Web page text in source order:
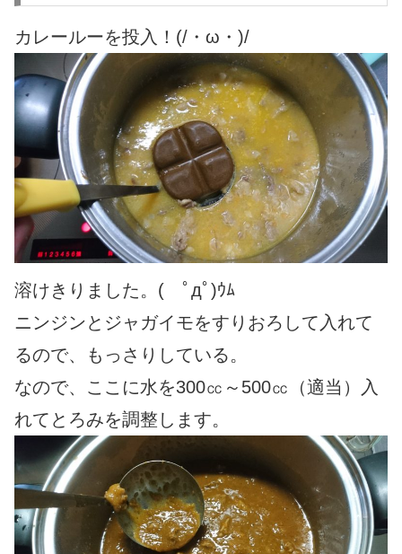
カレールーを投入！(/・ω・)/
溶けきりました。( ﾟдﾟ)ｳﾑ
ニンジンとジャガイモをすりおろして入れて
るので、もっさりしている。
なので、ここに水を300㏄～500㏄（適当）入
れてとろみを調整します。